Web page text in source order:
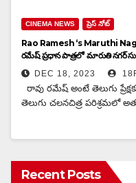
CINEMA NEWS ప్రెస్ నోట్
Rao Ramesh ‘s Maruthi
రమేష్ ప్రధాన పాత్రలో మారుతి నగర్
DEC 18, 2023
రావు రమేష్ అంటే తెలుగు
తెలుగు చలనచిత్ర పరిశ్రమలో
Recent Posts